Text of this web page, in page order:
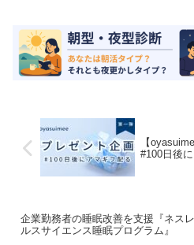
【
#100日後
企業勤務者の睡眠改善を支援『ネス
ルスサイエンス睡眠プログラム』